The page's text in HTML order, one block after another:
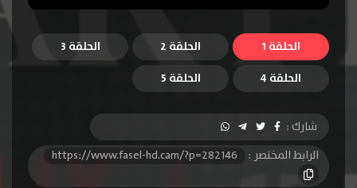
الحلقة 1 الحلقة 2
الحلقة 3
الحلقة 4
الحلقة 5
شارك :
الرابط المختصر :
https://www.fasel-hd.cam/?p=282146